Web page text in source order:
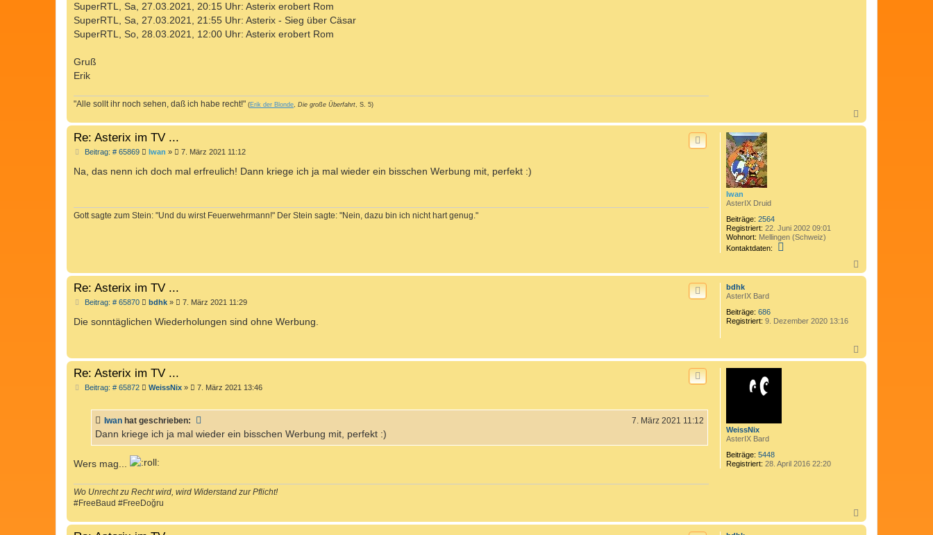
SuperRTL, Sa, 27.03.2021, 20:15 Uhr: Asterix erobert Rom
SuperRTL, Sa, 27.03.2021, 21:55 Uhr: Asterix - Sieg über Cäsar
SuperRTL, So, 28.03.2021, 12:00 Uhr: Asterix erobert Rom
Gruß
Erik
"Alle sollt ihr noch sehen, daß ich habe recht!" (Erik der Blonde Die große Überfahrt , S. 5)
a
c
Iwan
AsterIX Druid
Beiträge: 2564
Registriert: 22. Juni 2002 09:01
Wohnort: Mellingen (Schweiz)
Kontaktdaten:
t
t
o
Re: Asterix im TV ...
Beitrag: # 65869B
i
Iwan » 7. März 2021 11:12
Na, das nenn ich doch mal erfreulich! Dann kriege ich ja mal wieder ein bisschen Werbung mit, perfekt :)
Gott sagte zum Stein: "Und du wirst Feuerwehrmann!" Der Stein sagte: "Nein, dazu bin ich nicht hart genug."
a
c
bdhk
AsterIX Bard
Beiträge: 686
Registriert: 9. Dezember 2020 13:16
Re: Asterix im TV ...
Beitrag: # 65870B
i
bdhk» 7. März 2021 11:29
Die sonntäglichen Wiederholungen sind ohne Werbung.
a
WeissNix
AsterIX Bard
Beiträge: 5448
Registriert: 28. April 2016 22:20
Re: Asterix im TV ...
Beitrag: # 65872B
r
a
g
WeissNix» 7. März 2021 13:46
Iwan hat geschrieben: 7. März 2021 11:12
Dann kriege ich ja mal wieder ein bisschen Werbung mit, perfekt :)
Wers mag...
Wo Unrecht zu Recht wird, wird Widerstand zur Pflicht!
#FreeBaud #FreeDoğru
a
c